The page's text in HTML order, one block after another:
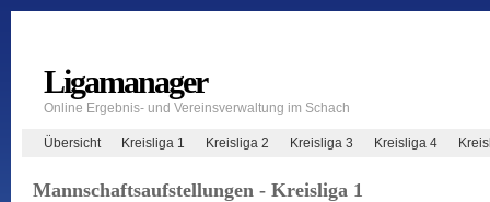
Ligamanager
Online Ergebnis- und Vereinsverwaltung im Schach
Übersicht Kreisliga 1 Kreisliga 2 Kreisliga 3 Kreisliga 4
Mannschaftsaufstellungen - Kreisliga 1